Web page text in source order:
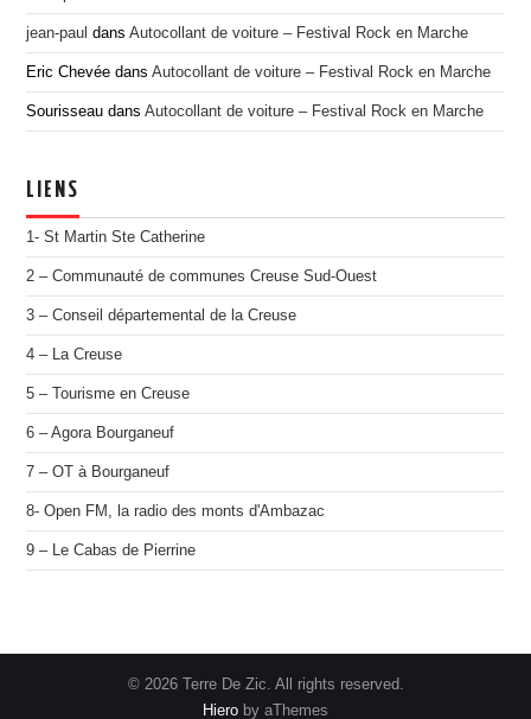
jean-paul dansAutocollant de voiture – Festival Rock en Marche
Eric Chevée dansAutocollant de voiture – Festival Rock en Marche
Sourisseau dansAutocollant de voiture – Festival Rock en Marche
LIENS
1- St Martin Ste Catherine
2 – Communauté de communes Creuse Sud-Ouest
3 – Conseil départemental de la Creuse
4 – La Creuse
5 – Tourisme en Creuse
6 – Agora Bourganeuf
7 – OT à Bourganeuf
8- Open FM, la radio des monts d'Ambazac
9 – Le Cabas de Pierrine
© 2026 Terre De Zic. All rights reserved.
Hiero by aThemes